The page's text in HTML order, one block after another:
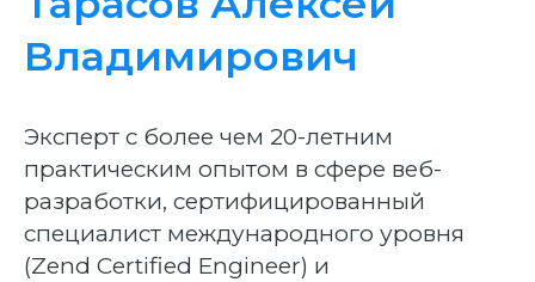
Владимирович
Эксперт с более чем 20-летним
практическим опытом в сфере веб-
разработки, сертифицированный
специалист международного уровня
(Zend Certified Engineer) и